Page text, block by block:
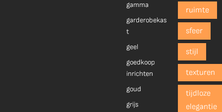
gamma
garderobekas
t
geel
goedkoop
inrichten
goud
grijs
ruimte
sfeer
stijl
texturen
tijdloze
elegantie